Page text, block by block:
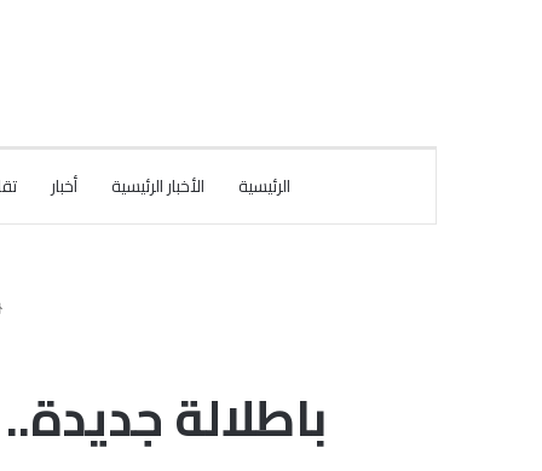
الرئيسية الأخبار الرئيسية أخبار
باطلالة